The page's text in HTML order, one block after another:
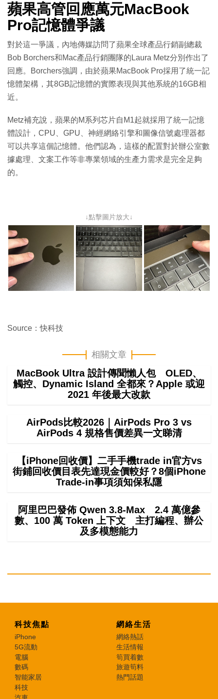
蘋果高管回應萬元MacBook
Pro記憶體爭議
對於這一爭議，內地傳媒訪問了蘋果全球產品行銷副總裁
Bob Borchers和Mac產品行銷團隊的Laura Metz分別作出了
回應。Borchers強調，由於蘋果MacBook Pro採用了統一記
憶體架構，其8GB記憶體的實際表現與其他系統的16GB相
近。
Metz補充說，蘋果的M系列芯片自M1起就採用了統一記憶
體設計，CPU、GPU、神經網絡引擎和圖像信號處理器都
可以共享這個記憶體。他們認為，這樣的配置對於辦公室數
據處理、文案工作等非專業領域的生產力需求是完全足夠
的。
↓點擊圖片放大↓
Source：快科技
相關文章
MacBook Ultra 設計傳聞懶人包 OLED、
觸控、Dynamic Island 全都來？Apple 或迎
2021 年後最大改款
AirPods比較2026｜AirPods Pro 3 vs
AirPods 4 規格售價差異一文睇清
【iPhone回收價】二手手機trade in官方vs
街鋪回收價目表先達現金價較好？8個iPhone
Trade-in事項須知保私隱
阿里巴巴發佈 Qwen 3.8-Max 2.4 萬億參
數、100 萬 Token 上下文 主打編程、辦公
及多模態能力
科技焦點
iPhone
5G流動
電腦
數碼
智能家居
科技
汽車
網絡生活
網絡熱話
生活情報
筍買着數
旅遊筍料
熱門話題